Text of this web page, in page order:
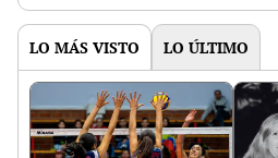
LO MÁS VISTO LO ÚLTIMO